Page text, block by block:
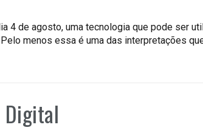
4 de agosto, uma tecnologia que pode ser
menos essa é uma das interpretações